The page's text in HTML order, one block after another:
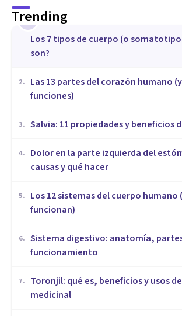
Trending
1
​Los 7 tipos de cuerpo (o
son?
2.
Las 13 partes del corazón humano
funciones)
3. Salvia: 11 propiedades y beneficios
4.
Dolor en la parte izquierda del
causas y qué hacer
5.
Los 12 sistemas del cuerpo humano
funcionan)
6. Sistema digestivo: anatomía,
funcionamiento
7.
Toronjil: qué es, beneficios y usos
medicinal